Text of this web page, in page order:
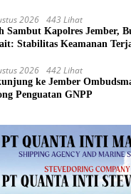
2026 443 Lihat
Sambut Kapolres Jember,
Stabilitas Keamanan
2026 442 Lihat
ke Jember
Penguatan GNPP